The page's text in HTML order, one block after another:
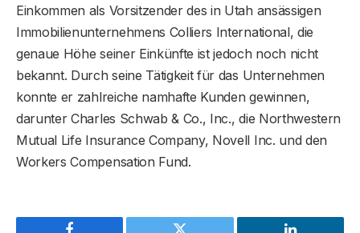
Einkommen als Vorsitzender des in Utah ansässigen
Immobilienunternehmens Colliers International, die
genaue Höhe seiner Einkünfte ist jedoch noch nicht
bekannt. Durch seine Tätigkeit für das Unternehmen
konnte er zahlreiche namhafte Kunden gewinnen,
darunter Charles Schwab & Co., Inc., die Northwestern
Mutual Life Insurance Company, Novell Inc. und den
Workers Compensation Fund.